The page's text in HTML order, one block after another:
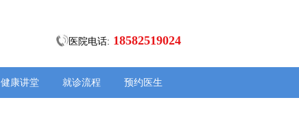
医院电话: 18582519024
健康讲堂 就诊流程 预约医生